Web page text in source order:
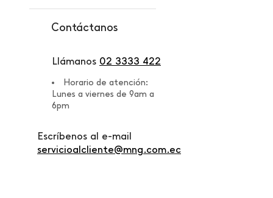
Contáctanos
Llámanos 02 3333 422
Horario de atención:
Lunes a viernes de 9am a
6pm
Escríbenos al e-mail
servicioalcliente@mng.com.ec